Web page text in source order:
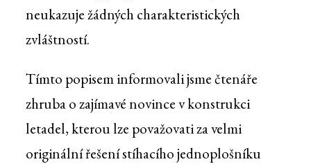
neukazuje žádných charakteristických
zvláštností.
Tímto popisem informovali jsme čtenáře
zhruba o zajímavé novince v konstrukci
letadel, kterou lze považovati za velmi
originální řešení stíhacího jednoplošníku